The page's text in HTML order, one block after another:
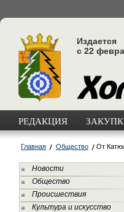
Издается
с 22
РЕДАКЦИЯ
Главная Общество От
Новости
Общество
Происшествия
Культура и искусство